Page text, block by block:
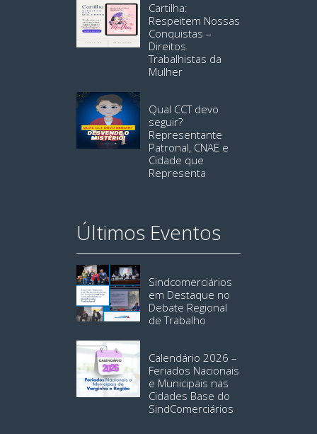
Cartilha:
Respeitem Nossas
Conquistas –
Direitos
Trabalhistas da
Mulher
Qual CCT devo
seguir?
Representante
Patronal, CNAE e
Cidade que
Representa
Últimos Eventos
Sindcomerciários
em Destaque no
Debate Regional
de Trabalho
Calendário 2026 –
Feriados Nacionais
e Municipais nas
Cidades Base do
SindComerciários